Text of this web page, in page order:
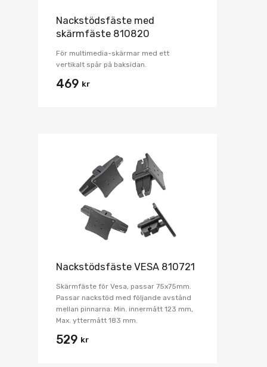
Nackstödsfäste med
skärmfäste 810820
För multimedia-skärmar med ett
vertikalt spår på baksidan.
469 kr
Nackstödsfäste VESA 810721
Skärmfäste för Vesa, passar 75x75mm.
Passar nackstöd med följande avstånd
mellan pinnarna: Min. innermått 123 mm,
Max. yttermått 183 mm.
529 kr